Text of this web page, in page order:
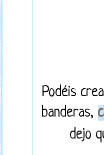
Podéis
banderas,
dejo